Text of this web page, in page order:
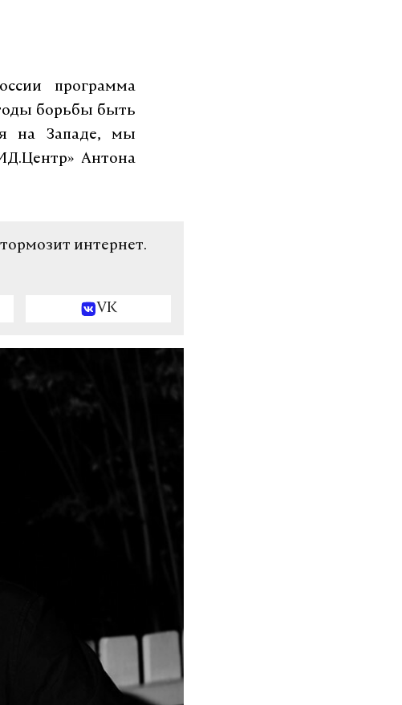
программа
борьбы быть
на Западе, мы
Антона
интернет.
VK